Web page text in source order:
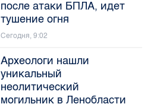
после атаки БПЛА, идет
тушение огня
Сегодня, 9:02
Археологи нашли
уникальный
неолитический
могильник в Ленобласти